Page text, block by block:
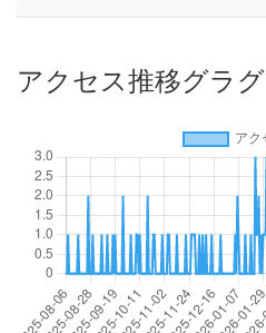
アクセス推移グラグ